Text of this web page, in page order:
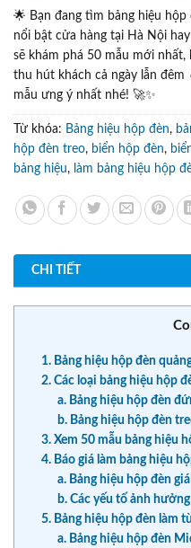
🌟 Bạn đang tìm bảng hiệu
nổi bật cửa hàng tại Hà Nội
sẽ khám phá 50 mẫu mới nhất,
thu hút khách cả ngày lẫn đêm
mẫu ưng ý nhất nhé! 🚀✨
Từ khóa: Bảng hiệu hộp đèn,
hộp đèn treo, biển hộp đèn,
bảng hiệu, làm bảng hiệu hộp
CHI TIẾT
1. Bảng hiệu hộp đèn
2. Các loại bảng hiệu hộp
a. Bảng hiệu hộp đèn
b. Bảng hiệu hộp đèn
3. Xem 50 mẫu bảng hiệu
4. Báo giá làm bảng hiệu
a. Bảng hiệu hộp đèn
b. Các yếu tố ảnh
5. Bảng hiệu hộp đèn làm
a. Bảng hiệu hộp đèn